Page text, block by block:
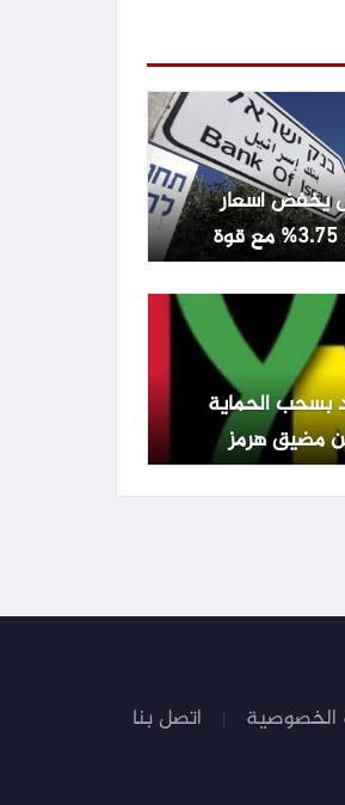
يخفض أسعار
الفائدة إلى 3.75% مع قوة
التضخم
بسحب الحماية
مضيق هرمز
المعنية بالدفاع
اتصل بنا